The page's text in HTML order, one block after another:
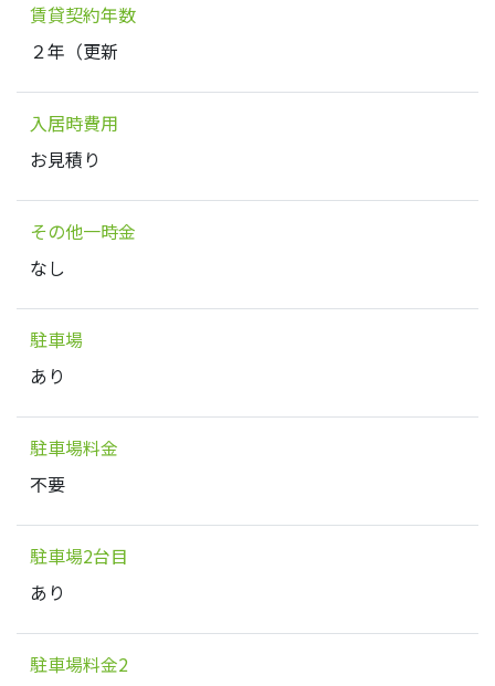
賃貸契約年数
２年（更新
入居時費用
お見積り
その他一時金
なし
駐車場
あり
駐車場料金
不要
駐車場2台目
あり
駐車場料金2